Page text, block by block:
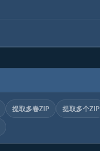
提取多卷ZIP 提取多个ZIP